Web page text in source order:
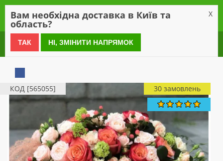
0 800 21 54 55
КОД [565055] 30 замовлень
Вам необхідна доставка в Київ та
область?
X
ТАК НІ, ЗМІНИТИ НАПРЯМОК